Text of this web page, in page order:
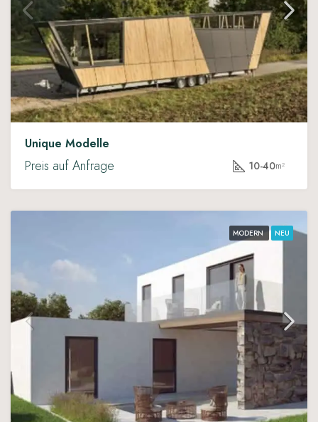
Unique Modelle
Preis auf Anfrage 10-40m²
MODERN NEU